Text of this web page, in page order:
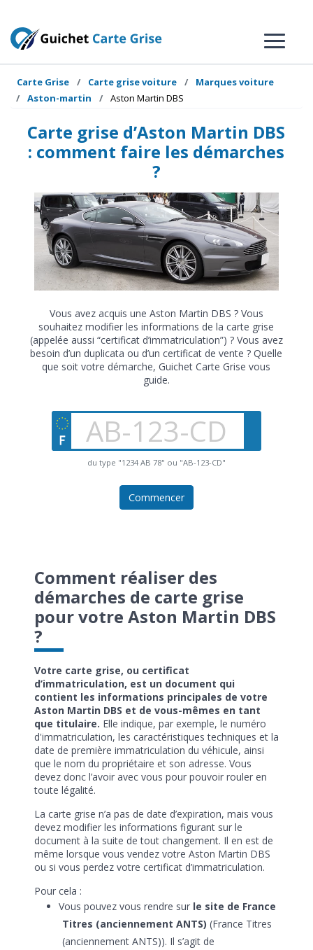
Carte Grise Carte grise voiture
Marques voiture
Aston-martin
Aston Martin DBS
Carte grise d’Aston Martin DBS
: comment faire les démarches
?
Vous avez acquis une Aston Martin DBS ? Vous
souhaitez modifier les informations de la carte grise
(appelée aussi “certificat d’immatriculation”) ? Vous avez
besoin d’un duplicata ou d’un certificat de vente ? Quelle
que soit votre démarche, Guichet Carte Grise vous
guide.
du type "1234 AB 78" ou "AB-123-CD"
Commencer
Comment réaliser des
démarches de carte grise
pour votre Aston Martin DBS
?
Votre carte grise, ou certificat
d’immatriculation, est un document qui
contient les informations principales de votre
Aston Martin DBS et de vous-mêmes en tant
que titulaire. Elle indique, par exemple, le numéro
d'immatriculation, les caractéristiques techniques et la
date de première immatriculation du véhicule, ainsi
que le nom du propriétaire et son adresse. Vous
devez donc l’avoir avec vous pour pouvoir rouler en
toute légalité.
La carte grise n’a pas de date d’expiration, mais vous
devez modifier les informations figurant sur le
document à la suite de tout changement. Il en est de
même lorsque vous vendez votre Aston Martin DBS
ou si vous perdez votre certificat d’immatriculation.
Pour cela :
Vous pouvez vous rendre sur le site de France
Titres (anciennement ANTS) (France Titres
(anciennement ANTS)). Il s’agit de